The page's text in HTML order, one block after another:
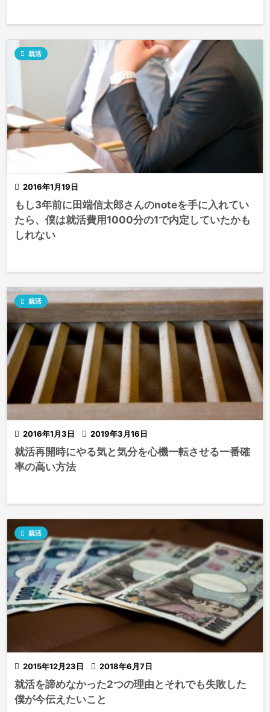
 2016年1月19日
 就活
もし3年前に田端信太郎さんのnoteを手に入れてい
たら、僕は就活費用1000分の1で内定していたかも
しれない
 2016年1月3日  2019年3月16日
 就活
就活再開時にやる気と気分を心機一転させる一番確
率の高い方法
 2015年12月23日  2018年6月7日
 就活
就活を諦めなかった2つの理由とそれでも失敗した
僕が今伝えたいこと